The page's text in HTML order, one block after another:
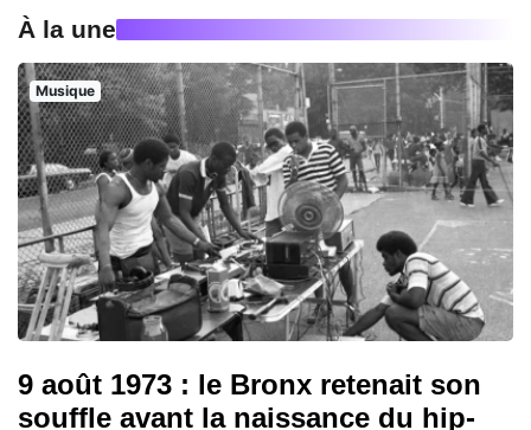
À la une
Musique
9 août 1973 : le Bronx retenait son
souffle avant la naissance du hip-